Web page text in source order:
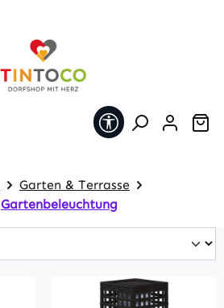
Werkzeugleiste
Garten & Terrasse
Gartenbeleuchtung